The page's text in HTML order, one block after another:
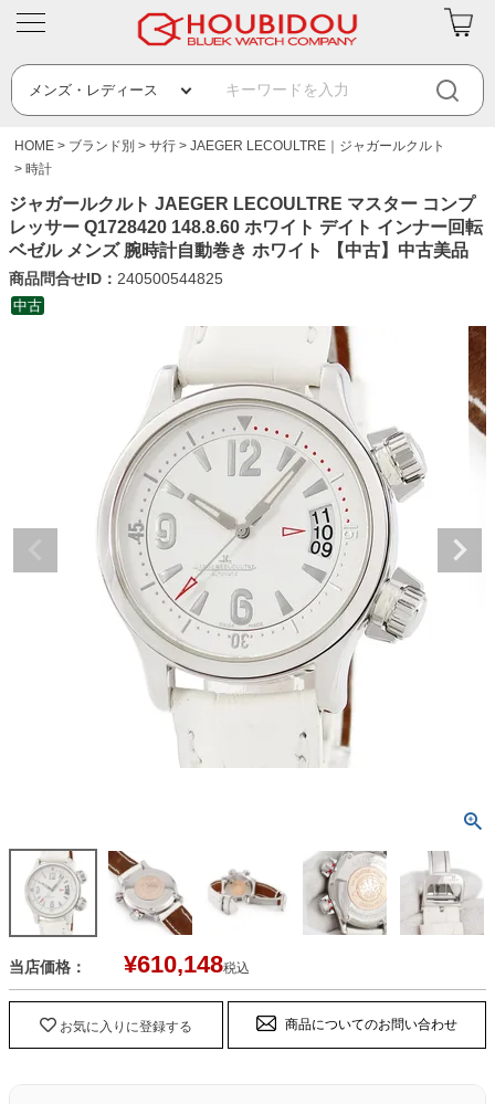
HOME ブランド別 サ行
JAEGER LECOULTRE｜ジャガールクルト
時計
ジャガールクルト JAEGER LECOULTRE マスター コンプ
レッサー Q1728420 148.8.60 ホワイト デイト インナー回転
ベゼル メンズ 腕時計自動巻き ホワイト 【中古】中古美品
商品問合せID： 240500544825
中古
当店価格： ¥610,148税込
お気に入りに登録する 商品についてのお問い合わせ